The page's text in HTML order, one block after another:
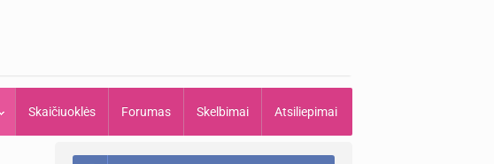
Skaičiuoklės Forumas Skelbimai Atsiliepimai